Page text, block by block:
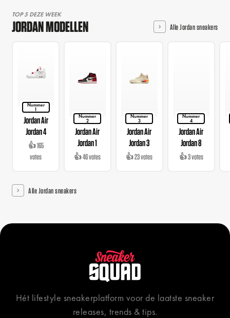
TOP 5 DEZE WEEK
JORDAN MODELLEN Alle Jordan sneakers
Nummer
1
Jordan Air
Jordan 4
👍 165
votes
Nummer
2
Jordan Air
Jordan 1
👍 46 votes
Nummer
3
Jordan Air
Jordan 3
👍 23 votes
Nummer
4
Jordan Air
Jordan 8
👍 3 votes
Alle Jordan sneakers
Hét lifestyle sneakerplatform voor de laatste sneaker
releases, trends & tips.